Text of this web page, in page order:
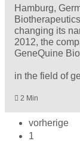
Hamburg,
changing its
2012, the
GeneQuine
in the field of
2 Min
vorherige
1